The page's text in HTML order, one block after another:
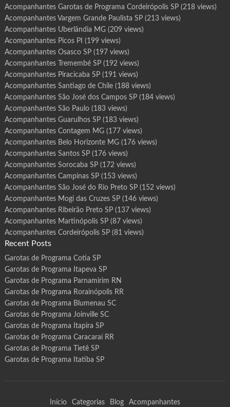
Acompanhantes Garotas de Programa Cordeirópolis SP(218 views)
Acompanhantes Vargem Grande Paulista SP(213 views)
Acompanhantes Uberlândia MG(209 views)
Acompanhantes Picos PI (199 views)
Acompanhantes Osasco SP(197 views)
Acompanhantes Tremembé SP(192 views)
Acompanhantes Piracicaba SP(191 views)
Acompanhantes Santiago de Chile(188 views)
Acompanhantes São José dos Campos SP(184 views)
Acompanhantes São Paulo(183 views)
Acompanhantes Guarulhos SP(183 views)
Acompanhantes Contagem MG(177 views)
Acompanhantes Belo Horizonte MG(176 views)
Acompanhantes Santos SP(176 views)
Acompanhantes Sorocaba SP(172 views)
Acompanhantes Campinas SP(153 views)
Acompanhantes São José do Rio Preto SP(152 views)
Acompanhantes Mogi das Cruzes SP(146 views)
Acompanhantes Ribeirão Preto SP(137 views)
Acompanhantes Martinópolis SP(87 views)
Acompanhantes Cordeirópolis SP(81 views)
Recent Posts
Garotas de Programa Cotia SP
Garotas de Programa Itapeva SP
Garotas de Programa Parnamirim RN
Garotas de Programa Rorainópolis RR
Garotas de Programa Blumenau SC
Garotas de Programa Joinville SC
Garotas de Programa Itapira SP
Garotas de Programa Caracaraí RR
Garotas de Programa Tietê SP
Garotas de Programa Itatiba SP
Início Categorias Blog Acompanhantes